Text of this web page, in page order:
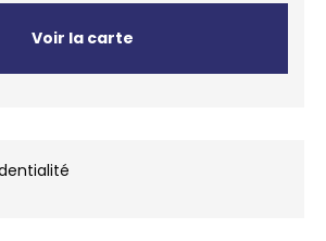
Voir la carte